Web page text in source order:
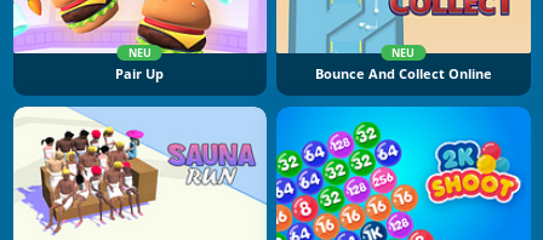
NEU
Pair Up
NEU
Bounce And Collect Online